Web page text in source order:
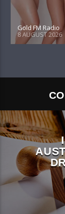
Gold FM Radio
8 AUGUST 2026